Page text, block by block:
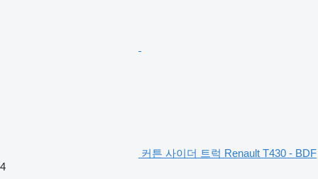
커튼 사이더 트럭 Renault T430 - BDF
4